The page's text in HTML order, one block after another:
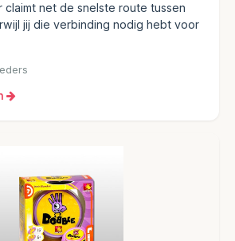
net de snelste route tussen
jij die verbinding nodig hebt voor